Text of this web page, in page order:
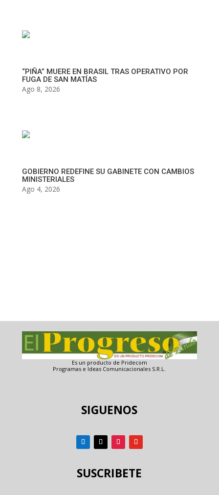
“PIÑA” MUERE EN BRASIL TRAS OPERATIVO POR
FUGA DE SAN MATÍAS
Ago 8, 2026
GOBIERNO REDEFINE SU GABINETE CON CAMBIOS
MINISTERIALES
Ago 4, 2026
Es un producto de Pridecom
Programas e Ideas Comunicacionales S.R.L.
SIGUENOS
SUSCRIBETE